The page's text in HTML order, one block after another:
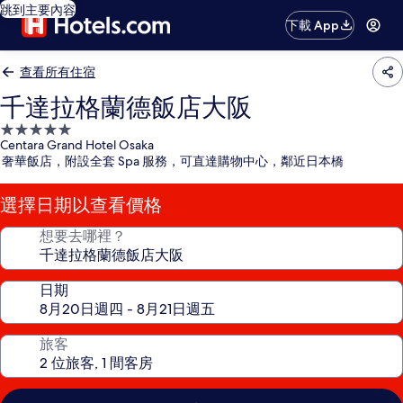
跳到主要內容
下載 App
查看所有住宿
千達拉格蘭德飯店大阪
5.0
星
級
住
宿
Centara Grand Hotel Osaka
奢華飯店，附設全套 Spa 服務，可直達購物中心，鄰近日本橋
選擇日期以查看價格
想要去哪裡？
日期
旅客